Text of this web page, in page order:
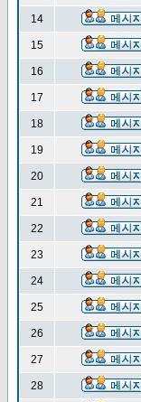
14
15
16
17
18
19
20
21
22
23
24
25
26
27
28